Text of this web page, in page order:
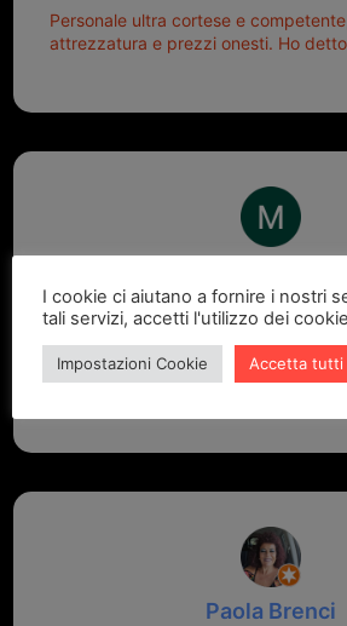
Personale ultra cortese e
attrezzatura e prezzi onesti. Ho
2
GRANDE PROFESSIONALITA' E
VERO PUNTO DI RIFERIMENTO PER
Paola Brenci
I cookie ci aiutano a fornire i nostri
tali servizi, accetti l'utilizzo dei
Impostazioni Cookie Accetta tutti